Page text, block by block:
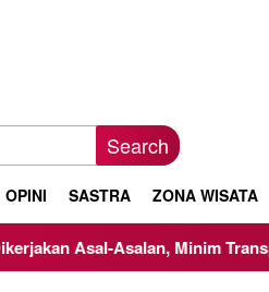
Search
OPINI SASTRA ZONA WISATA
Minim Transparansi, dan